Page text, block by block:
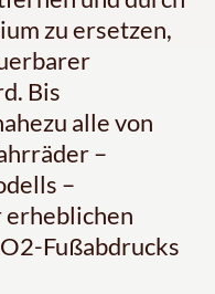
zu ersetzen,
Bis
alle von
–
–
erheblichen
Fußabdrucks